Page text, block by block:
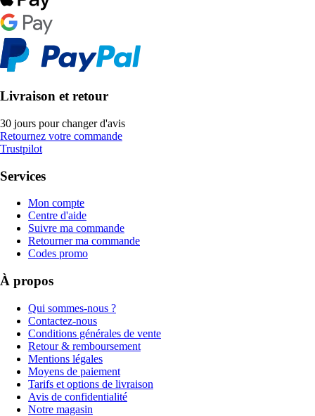
Livraison et retour
30 jours pour changer d'avis
Retournez votre commande
Trustpilot
Services
Mon compte
Centre d'aide
Suivre ma commande
Retourner ma commande
Codes promo
À propos
Qui sommes-nous ?
Contactez-nous
Conditions générales de vente
Retour & remboursement
Mentions légales
Moyens de paiement
Tarifs et options de livraison
Avis de confidentialité
Notre magasin